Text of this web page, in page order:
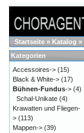
Startseite » Katalog »
Kategorien
Accessoires-> (15)
Black & White-> (17)
Bühnen-Fundus-> (4)
Schal-Unikate (4)
Krawatten und Fliegen-
> (113)
Mappen-> (39)